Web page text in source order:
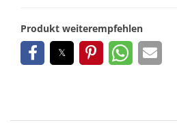
Produkt weiterempfehlen